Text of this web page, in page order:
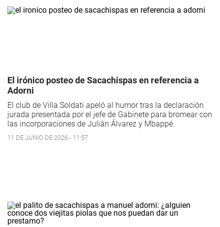
El irónico posteo de Sacachispas en referencia a
Adorni
El club de Villa Soldati apeló al humor tras la declaración
jurada presentada por el jefe de Gabinete para bromear con
las incorporaciones de Julián Álvarez y Mbappé.
11 DE JUNIO DE 2026 - 11:57